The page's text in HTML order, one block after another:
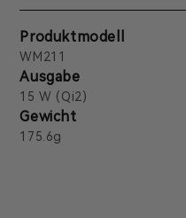
Produktmodell
WM211
Ausgabe
15 W (Qi2)
Gewicht
175.6g